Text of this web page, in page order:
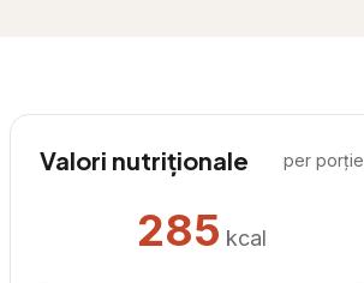
Valori nutriționale per porție
285 kcal